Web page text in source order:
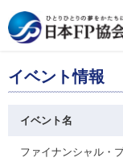
イベント情報
イベント名
ファイナンシャル・